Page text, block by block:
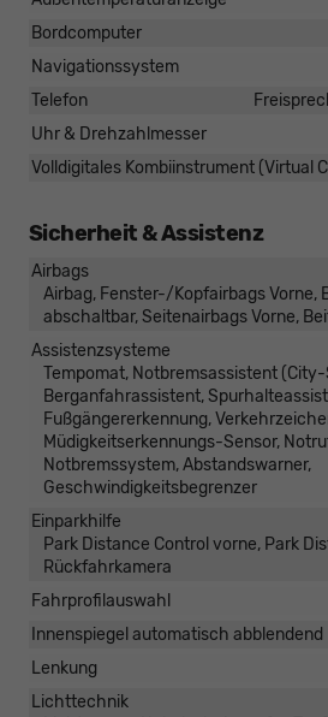
Bordcomputer
Navigationssystem
Telefon
Uhr & Drehzahlmesser
Volldigitales Kombiinstrument (Virtual
Sicherheit & Assistenz
Airbags
Airbag, Fenster-/Kopfairbags Vorne,
abschaltbar, Seitenairbags Vorne,
Assistenzsysteme
Tempomat, Notbremsassistent
Berganfahrassistent,
Fußgängererkennung,
Müdigkeitserkennungs-Sensor,
Notbremssystem, Abstandswarner,
Geschwindigkeitsbegrenzer
Einparkhilfe
Park Distance Control vorne, Park
Rückfahrkamera
Fahrprofilauswahl
Innenspiegel automatisch abblendend
Lenkung
Lichttechnik